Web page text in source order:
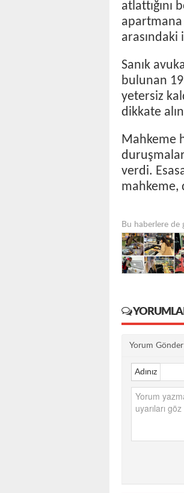
atlattığını
arasındaki
Sanık
bulunan
yetersiz
dikkate
Mahkeme
verdi.
mahkeme,
Bu haberlere de
Yorum Gönder
Adınız